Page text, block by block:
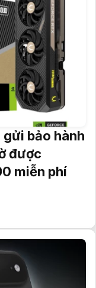
bảo hành
được
miễn phí